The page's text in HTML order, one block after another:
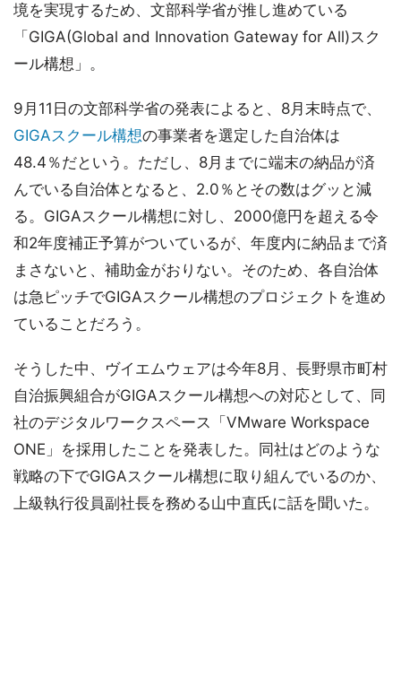
境を実現するため、文部科学省が推し進めている
「GIGA(Global and Innovation Gateway for All)スク
ール構想」。
9月11日の文部科学省の発表によると、8月末時点で、
GIGAスクール構想の事業者を選定した自治体は
48.4％だという。ただし、8月までに端末の納品が済
んでいる自治体となると、2.0％とその数はグッと減
る。GIGAスクール構想に対し、2000億円を超える令
和2年度補正予算がついているが、年度内に納品まで済
まさないと、補助金がおりない。そのため、各自治体
は急ピッチでGIGAスクール構想のプロジェクトを進め
ていることだろう。
そうした中、ヴイエムウェアは今年8月、長野県市町村
自治振興組合がGIGAスクール構想への対応として、同
社のデジタルワークスペース「VMware Workspace
ONE」を採用したことを発表した。同社はどのような
戦略の下でGIGAスクール構想に取り組んでいるのか、
上級執行役員副社長を務める山中直氏に話を聞いた。